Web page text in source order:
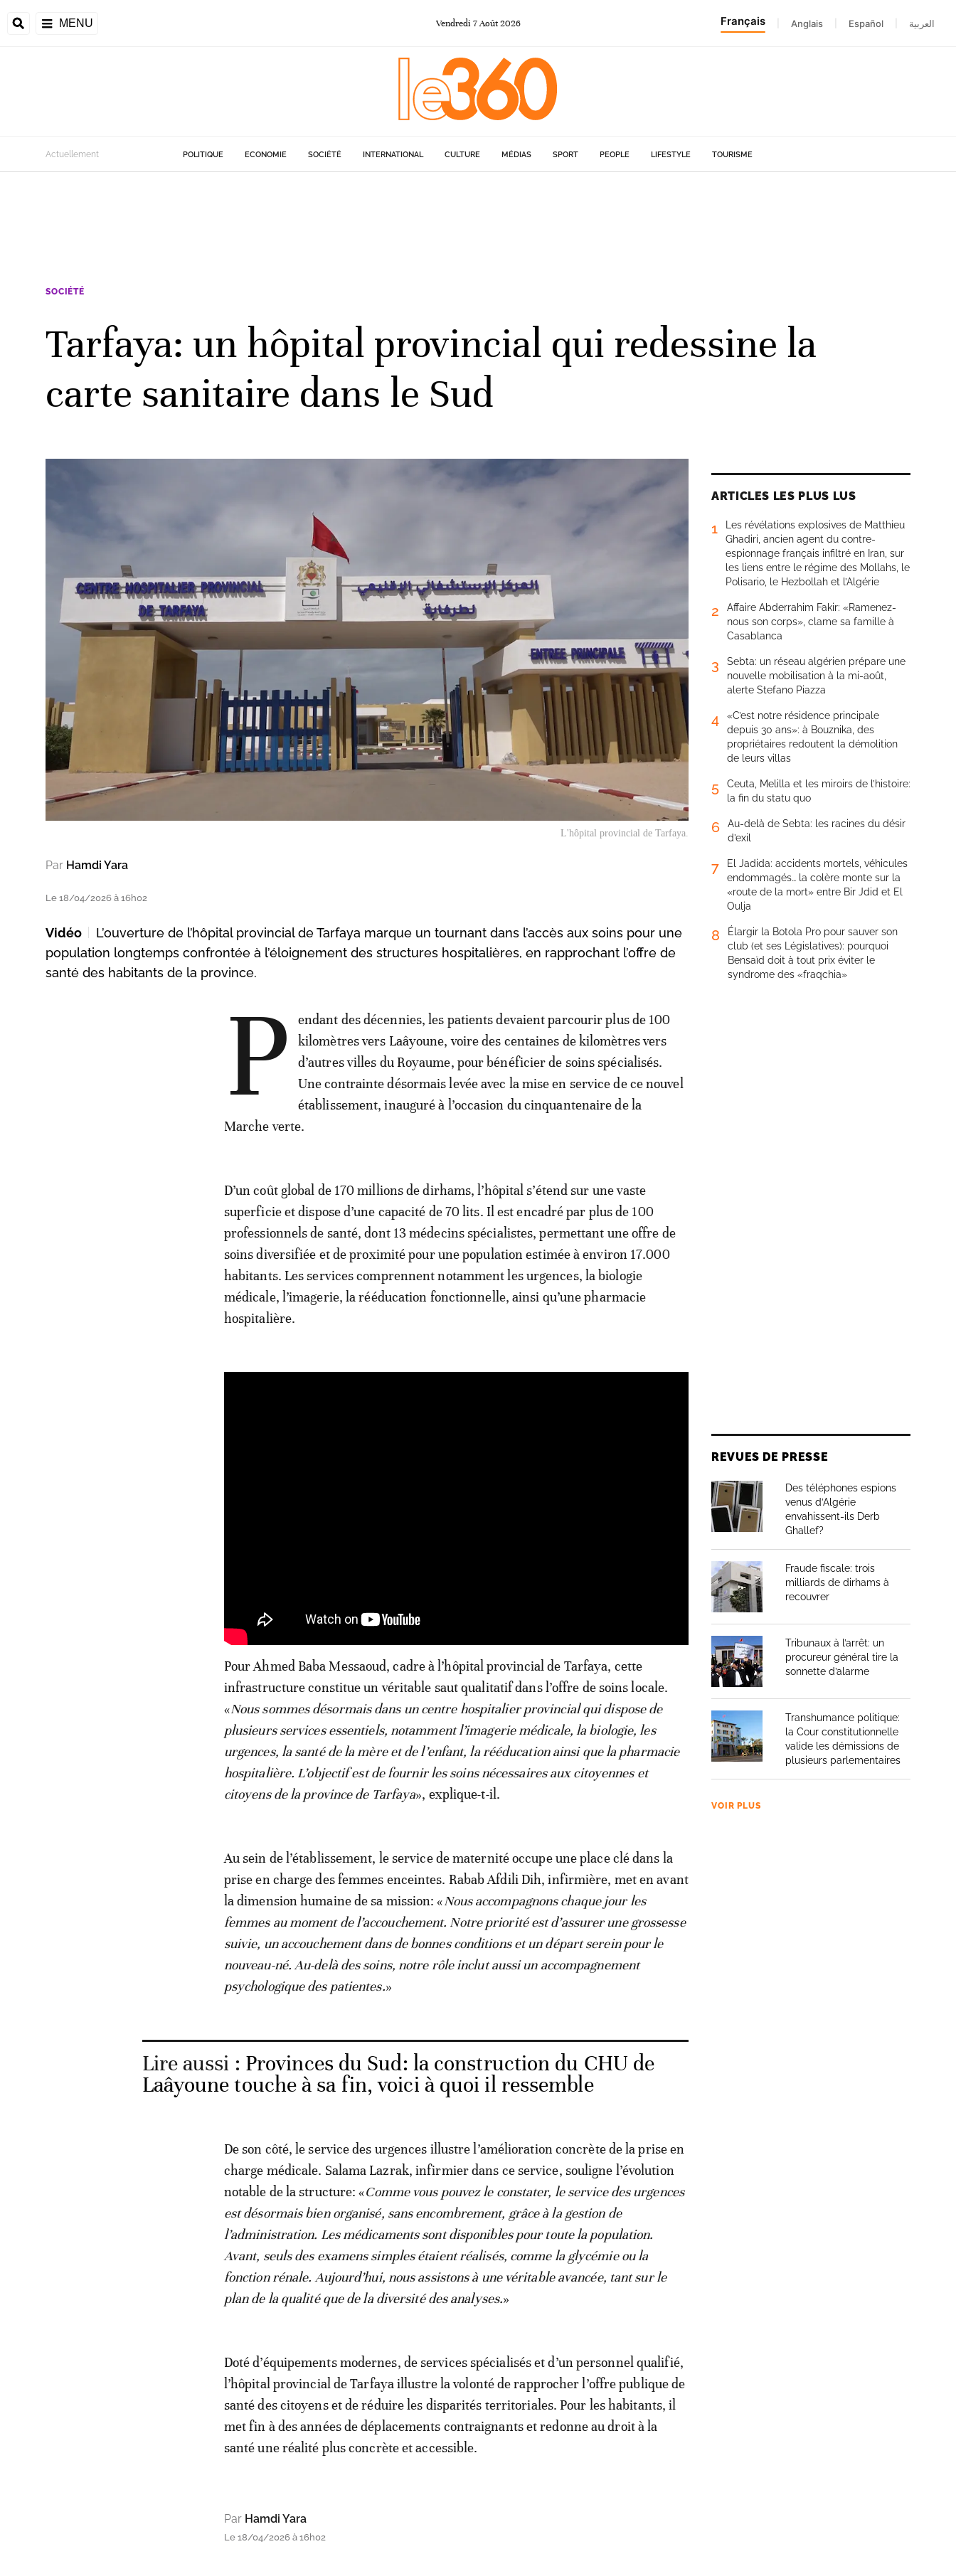
MENU Vendredi 7Août 2026 Français Anglais Español العربية
Actuellement POLITIQUE ECONOMIE SOCIÉTÉ INTERNATIONAL CULTURE MÉDIAS SPORT PEOPLE LIFESTYLE TOURISME
SOCIÉTÉ
Tarfaya: un hôpital provincial qui redessine la
carte sanitaire dans le Sud
L'hôpital provincial de Tarfaya.
Par Hamdi Yara
Le 18/04/2026 à 16h02
Vidéo
L’ouverture de l’hôpital provincial de Tarfaya marque un tournant dans l’accès aux soins pour une
population longtemps confrontée à l’éloignement des structures hospitalières, en rapprochant l’offre de
santé des habitants de la province.
P
endant des décennies, les patients devaient parcourir plus de 100
kilomètres vers Laâyoune, voire des centaines de kilomètres vers
d’autres villes du Royaume, pour bénéficier de soins spécialisés.
Une contrainte désormais levée avec la mise en service de ce nouvel
établissement, inauguré à l’occasion du cinquantenaire de la
Marche verte.
D’un coût global de 170 millions de dirhams, l’hôpital s’étend sur une vaste
superficie et dispose d’une capacité de 70 lits. Il est encadré par plus de 100
professionnels de santé, dont 13 médecins spécialistes, permettant une offre de
soins diversifiée et de proximité pour une population estimée à environ 17.000
habitants. Les services comprennent notamment les urgences, la biologie
médicale, l’imagerie, la rééducation fonctionnelle, ainsi qu’une pharmacie
hospitalière.
Pour Ahmed Baba Messaoud, cadre à l’hôpital provincial de Tarfaya, cette
infrastructure constitue un véritable saut qualitatif dans l’offre de soins locale.
«Nous sommes désormais dans un centre hospitalier provincial qui dispose de
plusieurs services essentiels, notamment l’imagerie médicale, la biologie, les
urgences, la santé de la mère et de l’enfant, la rééducation ainsi que la pharmacie
hospitalière. L’objectif est de fournir les soins nécessaires aux citoyennes et
citoyens de la province de Tarfaya», explique-t-il.
Au sein de l’établissement, le service de maternité occupe une place clé dans la
prise en charge des femmes enceintes. Rabab Afdili Dih, infirmière, met en avant
la dimension humaine de sa mission: «Nous accompagnons chaque jour les
femmes au moment de l’accouchement. Notre priorité est d’assurer une grossesse
suivie, un accouchement dans de bonnes conditions et un départ serein pour le
nouveau-né. Au-delà des soins, notre rôle inclut aussi un accompagnement
psychologique des patientes.»
Lire aussi : Provinces du Sud: la construction du CHU de
Laâyoune touche à sa fin, voici à quoi il ressemble
De son côté, le service des urgences illustre l’amélioration concrète de la prise en
charge médicale. Salama Lazrak, infirmier dans ce service, souligne l’évolution
notable de la structure: «Comme vous pouvez le constater, le service des urgences
est désormais bien organisé, sans encombrement, grâce à la gestion de
l’administration. Les médicaments sont disponibles pour toute la population.
Avant, seuls des examens simples étaient réalisés, comme la glycémie ou la
fonction rénale. Aujourd’hui, nous assistons à une véritable avancée, tant sur le
plan de la qualité que de la diversité des analyses.»
Doté d’équipements modernes, de services spécialisés et d’un personnel qualifié,
l’hôpital provincial de Tarfaya illustre la volonté de rapprocher l’offre publique de
santé des citoyens et de réduire les disparités territoriales. Pour les habitants, il
met fin à des années de déplacements contraignants et redonne au droit à la
santé une réalité plus concrète et accessible.
Par Hamdi Yara
Le 18/04/2026 à 16h02
ARTICLES LES PLUS LUS
1
Les révélations explosives de Matthieu
Ghadiri, ancien agent du contre-
espionnage français infiltré en Iran, sur
les liens entre le régime des Mollahs, le
Polisario, le Hezbollah et l’Algérie
2
Affaire Abderrahim Fakir: «Ramenez-
nous son corps», clame sa famille à
Casablanca
3
Sebta: un réseau algérien prépare une
nouvelle mobilisation à la mi-août,
alerte Stefano Piazza
4
«C’est notre résidence principale
depuis 30 ans»: à Bouznika, des
propriétaires redoutent la démolition
de leurs villas
5
Ceuta, Melilla et les miroirs de l’histoire:
la fin du statu quo
6
Au-delà de Sebta: les racines du désir
d’exil
7
El Jadida: accidents mortels, véhicules
endommagés… la colère monte sur la
«route de la mort» entre Bir Jdid et El
Oulja
8
Élargir la Botola Pro pour sauver son
club (et ses Législatives): pourquoi
Bensaïd doit à tout prix éviter le
syndrome des «fraqchia»
REVUES DE PRESSE
Des téléphones espions
venus d’Algérie
envahissent-ils Derb
Ghallef?
Fraude fiscale: trois
milliards de dirhams à
recouvrer
Tribunaux à l’arrêt: un
procureur général tire la
sonnette d’alarme
Transhumance politique:
la Cour constitutionnelle
valide les démissions de
plusieurs parlementaires
VOIR PLUS